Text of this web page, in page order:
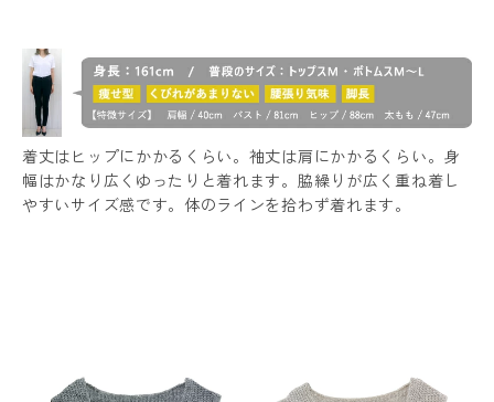
着丈はヒップにかかるくらい。袖丈は肩にかかるくらい。身
幅はかなり広くゆったりと着れます。脇繰りが広く重ね着し
やすいサイズ感です。体のラインを拾わず着れます。